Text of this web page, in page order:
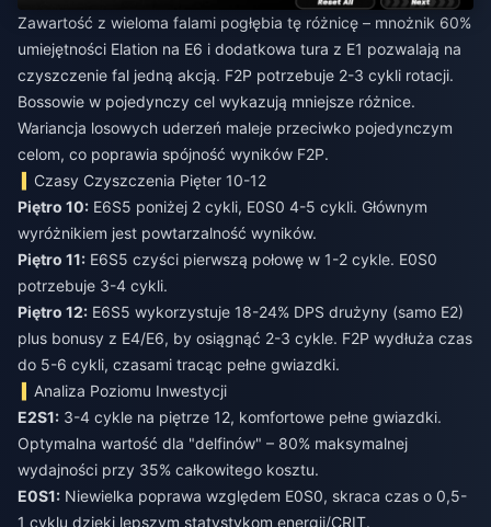
Zawartość z wieloma falami pogłębia tę różnicę – mnożnik 60%
umiejętności Elation na E6 i dodatkowa tura z E1 pozwalają na
czyszczenie fal jedną akcją. F2P potrzebuje 2-3 cykli rotacji.
Bossowie w pojedynczy cel wykazują mniejsze różnice.
Wariancja losowych uderzeń maleje przeciwko pojedynczym
celom, co poprawia spójność wyników F2P.
Czasy Czyszczenia Pięter 10-12
Piętro 10: E6S5 poniżej 2 cykli, E0S0 4-5 cykli. Głównym
wyróżnikiem jest powtarzalność wyników.
Piętro 11: E6S5 czyści pierwszą połowę w 1-2 cykle. E0S0
potrzebuje 3-4 cykli.
Piętro 12: E6S5 wykorzystuje 18-24% DPS drużyny (samo E2)
plus bonusy z E4/E6, by osiągnąć 2-3 cykle. F2P wydłuża czas
do 5-6 cykli, czasami tracąc pełne gwiazdki.
Analiza Poziomu Inwestycji
E2S1: 3-4 cykle na piętrze 12, komfortowe pełne gwiazdki.
Optymalna wartość dla "delfinów" – 80% maksymalnej
wydajności przy 35% całkowitego kosztu.
E0S1: Niewielka poprawa względem E0S0, skraca czas o 0,5-
1 cyklu dzięki lepszym statystykom energii/CRIT.